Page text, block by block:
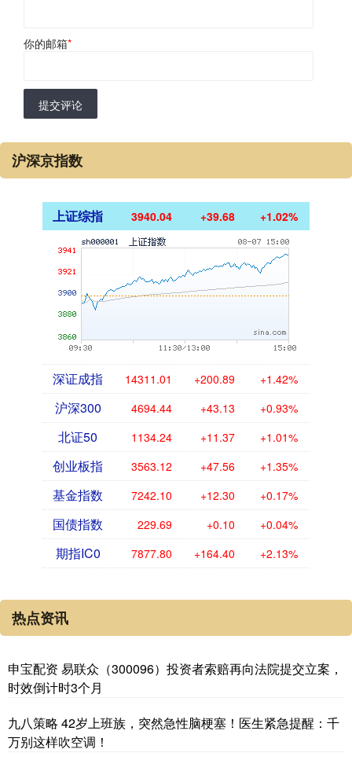
你的邮箱*
提交评论
沪深京指数
上证综指 3940.04 +39.68 +1.02%
深证成指 14311.01 +200.89 +1.42%
沪深300 4694.44 +43.13 +0.93%
北证50 1134.24 +11.37 +1.01%
创业板指 3563.12 +47.56 +1.35%
基金指数 7242.10 +12.30 +0.17%
国债指数 229.69 +0.10 +0.04%
期指IC0 7877.80 +164.40 +2.13%
热点资讯
申宝配资 易联众（300096）投资者索赔再向法院提交立案，
时效倒计时3个月
九八策略 42岁上班族，突然急性脑梗塞！医生紧急提醒：千
万别这样吹空调！